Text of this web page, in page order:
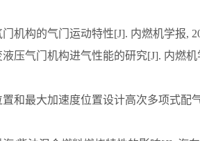
机构的气门运动特性[J]. 内燃机学报,
压气门机构进气性能的研究[J]. 内燃机
和最大加速度位置设计高次多项式配